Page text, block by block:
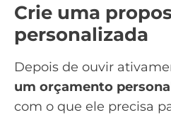
Crie uma
personalizada
Depois de ouvir
um orçamento
com o que ele precisa